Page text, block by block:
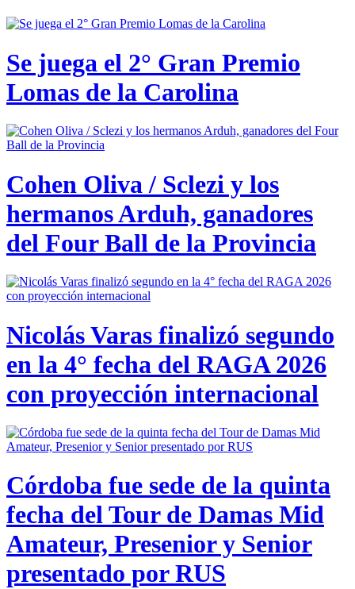
Se juega el 2° Gran Premio
Lomas de la Carolina
Cohen Oliva / Sclezi y los
hermanos Arduh, ganadores
del Four Ball de la Provincia
Nicolás Varas finalizó segundo
en la 4° fecha del RAGA 2026
con proyección internacional
Córdoba fue sede de la quinta
fecha del Tour de Damas Mid
Amateur, Presenior y Senior
presentado por RUS